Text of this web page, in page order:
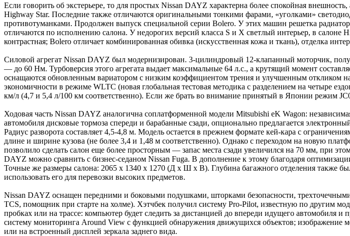
Если говорить об экстерьере, то для простых Nissan DAYZ характерна более спокойная
Highway Star. Последние также отличаются оригинальными тонкими фарами, «уголками»
противотуманками. Продолжен выпуск специальной серии Bolero. У этих машин решетка
отличаются по исполнению салона. У недорогих версий класса S и X светлый интерьер, в
контрастная; Bolero отличает комбинированная обивка (искусственная кожа и ткань), отделка
Силовой агрегат Nissan DAYZ был модернизирован. 3-цилиндровый 12-клапанный моторчик,
— до 60 Нм. Турбоверсия этого агрегата выдает максимальные 64 л.с., а крутящий момент
оснащаются обновленным вариатором с низким коэффициентом трения и улучшенным откликом
экономичности в режиме WLTC (новая глобальная тестовая методика с разделением на четыре
км/л (4,7 и 5,4 л/100 км соответственно). Если же брать во внимание принятый в Японии режим
Ходовая часть Nissan DAYZ аналогична соплатформенной модели Mitsubishi eK Wagon:
автомобиля дисковые тормоза спереди и барабанные сзади, опционально предлагается
Радиус разворота составляет 4,5-4,8 м. Модель остается в прежнем формате кей-кара с
длине и ширине кузова (не более 3,4 и 1,48 м соответственно). Однако с переходом на новую
позволило сделать салон еще более просторным — запас места сзади увеличился на 70 мм, при
DAYZ можно сравнить с бизнес-седаном Nissan Fuga. В дополнение к этому благодаря
Точные же размеры салона: 2065 x 1340 x 1270 (Д x Ш x В). Глубина багажного отделения также
использовать его для перевозки высоких предметов.
Nissan DAYZ оснащен передними и боковыми подушками, шторками безопасности,
TCS, помощник при старте на холме). Хэтчбек получил систему Pro-Pilot, известную по другим
пробках или на трассе: компьютер будет следить за дистанцией до впереди идущего
систему мониторинга Around View с функцией обнаружения движущихся объектов;
или на встроенный дисплей зеркала заднего вида.